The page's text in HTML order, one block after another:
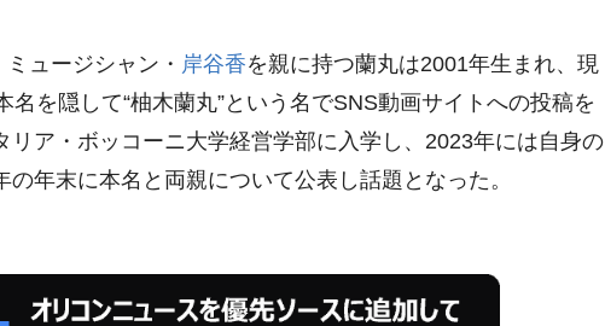
ミュージシャン・ 岸谷香を親に持つ蘭丸は2001年生まれ、現
名を隠して“柚木蘭丸”という名でSNS動画サイトへの投稿を
リア・ボッコーニ大学経営学部に入学し、2023年には自身の
の年末に本名と両親について公表し話題となった。